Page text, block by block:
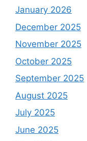
January 2026
December 2025
November 2025
October 2025
September 2025
August 2025
July 2025
June 2025